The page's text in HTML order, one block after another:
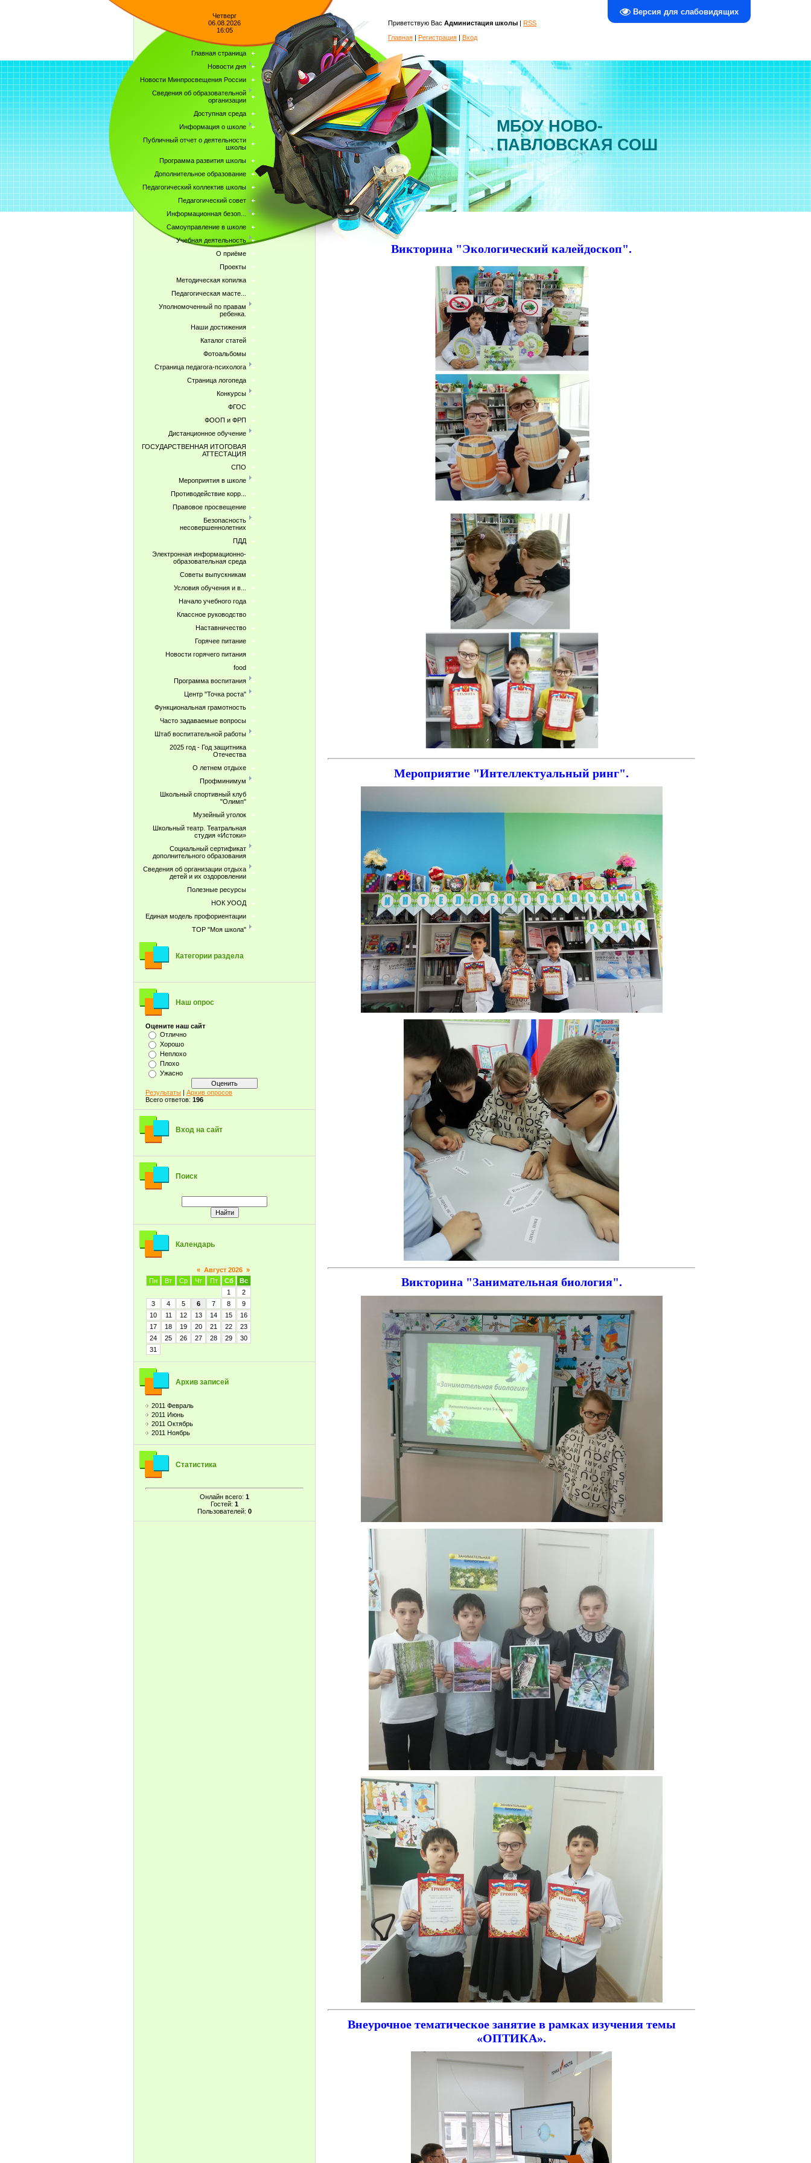
Версия для слабовидящих
Четверг
06.08.2026
16:05
Главная страница
Новости дня
Новости Минпросвещения России
Сведения об образовательной
организации
Доступная среда
Информация о школе
Публичный отчет о деятельности
школы
Программа развития школы
Дополнительное образование
Педагогический коллектив школы
Педагогический совет
Информационная безоп...
Самоуправление в школе
Учебная деятельность
О приёме
Проекты
Методическая копилка
Педагогическая масте...
Уполномоченный по правам
ребенка.
Наши достижения
Каталог статей
Фотоальбомы
Страница педагога-психолога
Страница логопеда
Конкурсы
ФГОС
ФООП и ФРП
Дистанционное обучение
ГОСУДАРСТВЕННАЯ ИТОГОВАЯ
АТТЕСТАЦИЯ
СПО
Мероприятия в школе
Противодействие корр...
Правовое просвещение
Безопасность
несовершеннолетних
ПДД
Электронная информационно-
образовательная среда
Советы выпускникам
Условия обучения и в...
Начало учебного года
Классное руководство
Наставничество
Горячее питание
Новости горячего питания
food
Программа воспитания
Центр "Точка роста"
Функциональная грамотность
Часто задаваемые вопросы
Штаб воспитательной работы
2025 год - Год защитника
Отечества
О летнем отдыхе
Профминимум
Школьный спортивный клуб
"Олимп"
Музейный уголок
Школьный театр. Театральная
студия «Истоки»
Социальный сертификат
дополнительного образования
Сведения об организации отдыха
детей и их оздоровлении
Полезные ресурсы
НОК УООД
Единая модель профориентации
ТОР "Моя школа"
Категории раздела
Наш опрос
Оцените наш сайт
Отлично
Хорошо
Неплохо
Плохо
Ужасно
Результаты | Архив опросов
Всего ответов: 196
Вход на сайт
Поиск
Календарь
« Август 2026 »
Пн
Вт Ср Чт Пт Сб
Вс
1
2
3
4 5 6 7 8
9
10
11 12 13 14 15
16
17
18 19 20 21 22
23
24
25 26 27 28 29
30
31
Архив записей
2011 Февраль
2011 Июнь
2011 Октябрь
2011 Ноябрь
Статистика
Онлайн всего: 1
Гостей: 1
Пользователей: 0
Приветствую Вас Администация школы | RSS
Главная | Регистрация | Вход
МБОУ НОВО-
ПАВЛОВСКАЯ СОШ
Викторина "Экологический калейдоскоп".
Мероприятие "Интеллектуальный ринг".
Викторина "Занимательная биология".
Внеурочное тематическое занятие в рамках изучения темы
«ОПТИКА».